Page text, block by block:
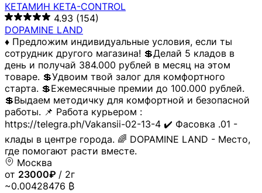
КЕТАМИН KETA-CONTROL
4.93 (154)
DOPAMINE LAND
♦️ Предложим индивидуальные условия, если ты
сотрудник другого магазина! 💲Делай 5 кладов в
день и получай 384.000 рублей в месяц на этом
товаре. 💲Удвоим твой залог для комфортного
старта. 💲Ежемесячные премии до 100.000 рублей.
💲Выдаем методичку для комфортной и безопасной
работы. 📌 Работа курьером :
https://telegra.ph/Vakansii-02-13-4 ✔️ Фасовка .01 -
клады в центре города. 🌈 DOPAMINE LAND - Место,
где помогают расти вместе.
Москва
от 23000₽ / 2г
~0.00428476 ₿